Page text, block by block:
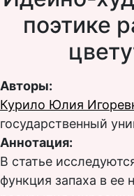
поэтике
Авторы:
Курило Юлия
государственный
Аннотация:
В статье
функция запаха в ее